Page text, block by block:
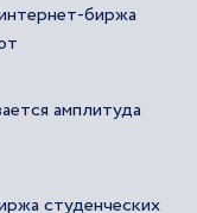
биржа
амплитуда